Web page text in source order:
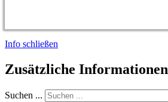
Info schließen
Zusätzliche Informationen
Suchen ...